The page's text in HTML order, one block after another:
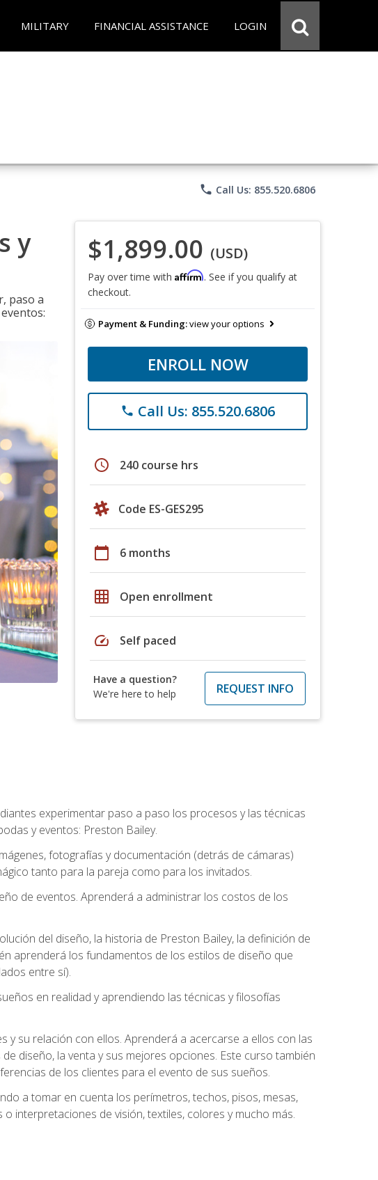
MILITARY FINANCIAL ASSISTANCE LOGIN
phone Call Us: 855.520.6806
y
paso a
$1,899.00 (USD)
Pay over time with Affirm. See if you qualify at
checkout.
Payment & Funding:view your options
ENROLL NOW
phone Call Us: 855.520.6806
schedule 240 course hrs
Code ES-GES295
calendar_today 6 months
grid_on Open enrollment
speed Self paced
Have a question?
We're here to help
REQUEST INFO
experimentar paso a paso los procesos y las técnicas
y eventos: Preston Bailey.
fotografías y documentación (detrás de cámaras)
tanto para la pareja como para los invitados.
de eventos. Aprenderá a administrar los costos de los
del diseño, la historia de Preston Bailey, la definición de
aprenderá los fundamentos de los estilos de diseño que
entre sí).
en realidad y aprendiendo las técnicas y filosofías
su relación con ellos. Aprenderá a acercarse a ellos con las
diseño, la venta y sus mejores opciones. Este curso también
de los clientes para el evento de sus sueños.
a tomar en cuenta los perímetros, techos, pisos, mesas,
interpretaciones de visión, textiles, colores y mucho más.